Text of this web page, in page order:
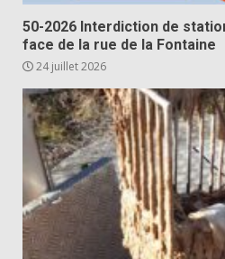
50-2026 Interdiction de
face de la rue de la Fontaine
24 juillet 2026